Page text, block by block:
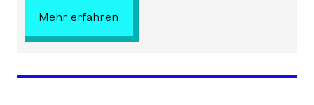
Mehr erfahren